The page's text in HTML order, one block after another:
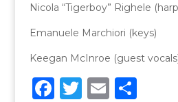
Nicola “Tigerboy” Righele
Emanuele Marchiori (keys)
Keegan McInroe (guest
F T E C